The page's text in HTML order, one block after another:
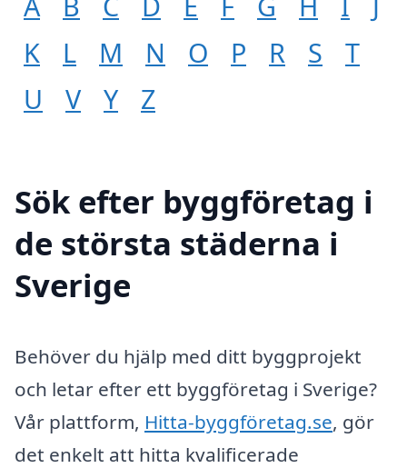
K
L M N O P R S
T
U
V Y Z
Sök efter byggföretag i
de största städerna i
Sverige
Behöver du hjälp med ditt byggprojekt
och letar efter ett byggföretag i Sverige?
Vår plattform, Hitta-byggföretag.se, gör
det enkelt att hitta kvalificerade